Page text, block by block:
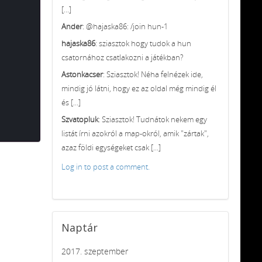
[...]
Ander: @hajaska86: /join hun-1
hajaska86: sziasztok hogy tudok a hun
csatornához csatlakozni a játékban?
Astonkacser: Sziasztok! Néha felnézek ide,
mindig jó látni, hogy ez az oldal még mindig él
és [...]
Szvatopluk: Sziasztok! Tudnátok nekem egy
listát írni azokról a map-okról, amik "zártak",
azaz földi egységeket csak [...]
Log in to post a comment.
Naptár
2017. szeptember